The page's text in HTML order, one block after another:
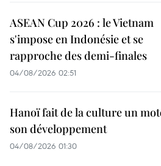
ASEAN Cup 2026 : le Vietnam
s'impose en Indonésie et se
rapproche des demi-finales
04/08/2026 02:51
Hanoï fait de la culture un
son développement
04/08/2026 01:30